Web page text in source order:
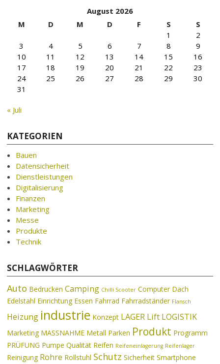
August 2026
M
D M D F S
S
1
2
3
4 5 6 7 8
9
10
11 12 13 14 15
16
17
18 19 20 21 22
23
24
25 26 27 28 29
30
31
« Juli
KATEGORIEN
Bauen
Datensicherheit
Dienstleistungen
Digitalisierung
Finanzen
Marketing
Messe
Produkte
Technik
SCHLAGWÖRTER
Auto Bedrucken Camping Chilli Scooter Computer Dach
Edelstahl Einrichtung Essen Fahrrad Fahrradständer Flansch
Heizung industrie Konzept LAGER Lift LOGISTIK
Marketing MASSNAHME Metall Parken Produkt Programm
PRÜFUNG Pumpe Qualität Reifen Reifeneinlagerung Reifenlager
Reinigung Rohre Rollstuhl Schutz Sicherheit Smartphone